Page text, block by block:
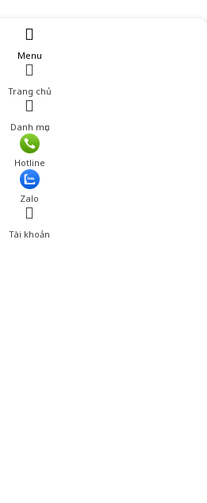
Menu
Trang chủ
Danh mục
Hotline
Zalo
Tài khoản